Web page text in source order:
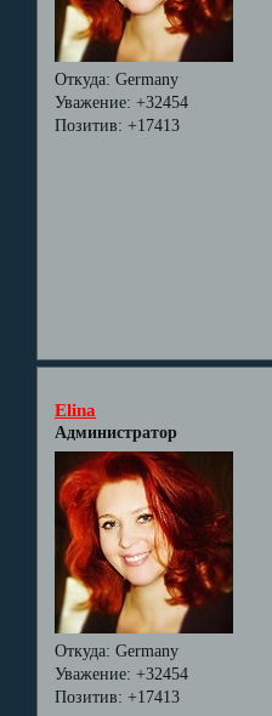
Откуда: Germany
Уважение: +32454
Позитив: +17413
Elina
Администратор
Откуда: Germany
Уважение: +32454
Позитив: +17413